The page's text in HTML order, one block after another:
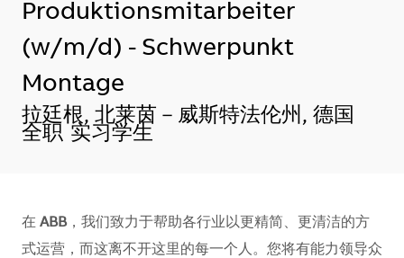
Produktionsmitarbeiter
(w/m/d) - Schwerpunkt
Montage
地点
拉廷根, 北莱茵－威斯特法伦州, 德国
全职 实习学生
在 ABB，我们致力于帮助各行业以更精简、更清洁的方
式运营，而这离不开这里的每一个人。您将有能力领导众